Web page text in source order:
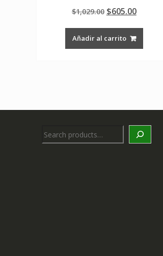
5.00
de 5
$1,029.00 Original
was:
$1,029.00.
$605.00Current
$605.00.
Añadir al carrito
Search